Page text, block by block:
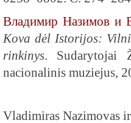
Владимир Назимов и
Kova dėl Istorijos:
rinkinys. Sudarytojai
nacionalinis muziejus,
Vladimiras Nazimovas